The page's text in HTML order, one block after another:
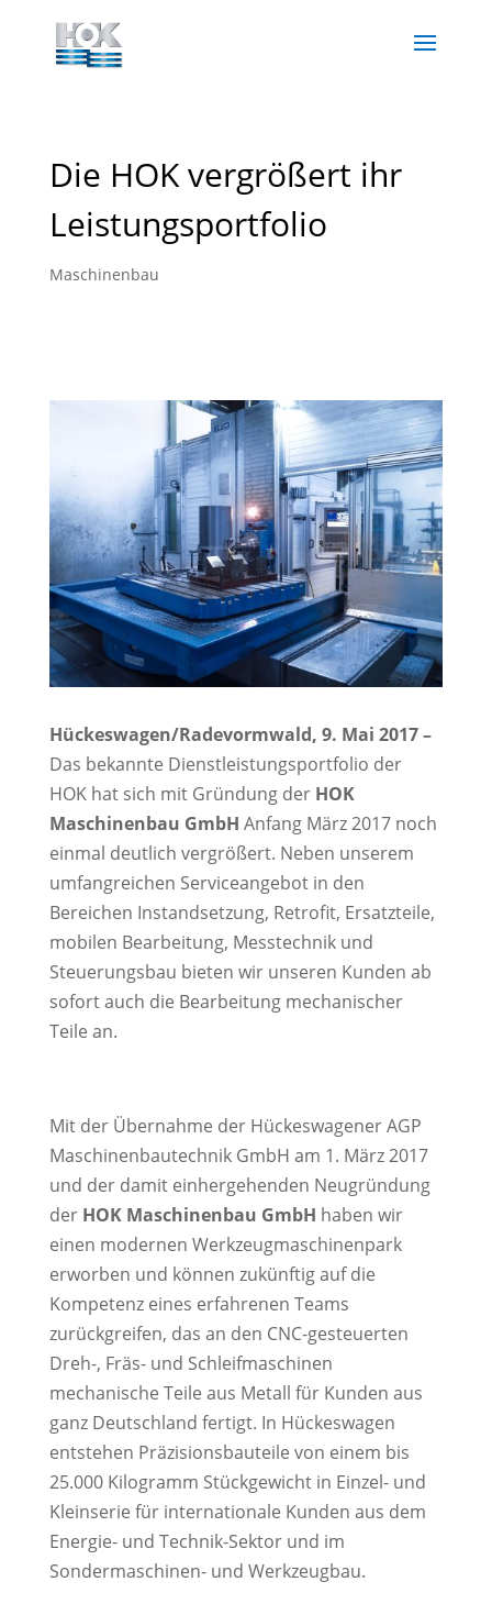
Die HOK vergrößert ihr
Leistungsportfolio
Maschinenbau
Hückeswagen/Radevormwald, 9. Mai 2017 –
Das bekannte Dienstleistungsportfolio der
HOK hat sich mit Gründung der HOK
Maschinenbau GmbH Anfang März 2017 noch
einmal deutlich vergrößert. Neben unserem
umfangreichen Serviceangebot in den
Bereichen Instandsetzung, Retrofit, Ersatzteile,
mobilen Bearbeitung, Messtechnik und
Steuerungsbau bieten wir unseren Kunden ab
sofort auch die Bearbeitung mechanischer
Teile an.
Mit der Übernahme der Hückeswagener AGP
Maschinenbautechnik GmbH am 1. März 2017
und der damit einhergehenden Neugründung
derHOK Maschinenbau GmbH haben wir
einen modernen Werkzeugmaschinenpark
erworben und können zukünftig auf die
Kompetenz eines erfahrenen Teams
zurückgreifen, das an den CNC-gesteuerten
Dreh-, Fräs- und Schleifmaschinen
mechanische Teile aus Metall für Kunden aus
ganz Deutschland fertigt. In Hückeswagen
entstehen Präzisionsbauteile von einem bis
25.000 Kilogramm Stückgewicht in Einzel- und
Kleinserie für internationale Kunden aus dem
Energie- und Technik-Sektor und im
Sondermaschinen- und Werkzeugbau.